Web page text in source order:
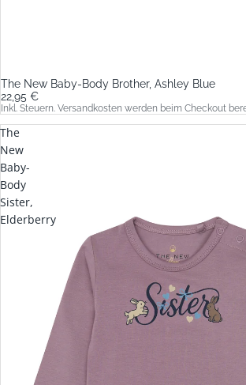
The New Baby-Body Brother, Ashley Blue
22,95 €
Inkl. Steuern. Versandkosten werden beim Checkout
The
New
Baby-
Body
Sister,
Elderberry